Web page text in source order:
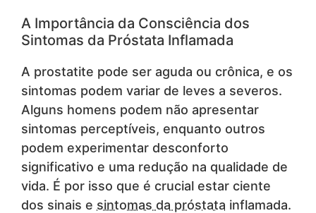
A Importância da Consciência dos
Sintomas da Próstata Inflamada
A prostatite pode ser aguda ou crônica, e os
sintomas podem variar de leves a severos.
Alguns homens podem não apresentar
sintomas perceptíveis, enquanto outros
podem experimentar desconforto
significativo e uma redução na qualidade de
vida. É por isso que é crucial estar ciente
dos sinais e sintomas da próstata inflamada.